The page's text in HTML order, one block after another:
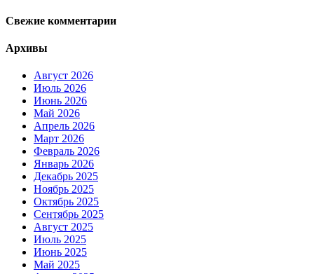
Свежие комментарии
Архивы
Август 2026
Июль 2026
Июнь 2026
Май 2026
Апрель 2026
Март 2026
Февраль 2026
Январь 2026
Декабрь 2025
Ноябрь 2025
Октябрь 2025
Сентябрь 2025
Август 2025
Июль 2025
Июнь 2025
Май 2025